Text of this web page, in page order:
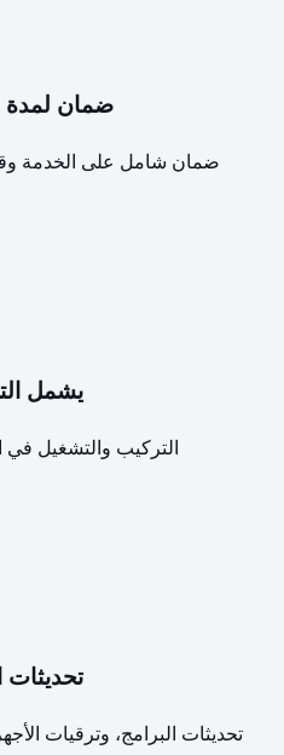
ضمان لمدة
ضمان شامل على الخدمة
يشمل
التركيب والتشغيل في
تحديثات
تحديثات البرامج، وترقيات